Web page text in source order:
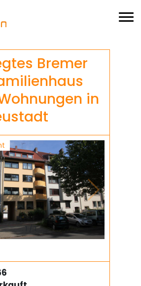
Bremer
in
1